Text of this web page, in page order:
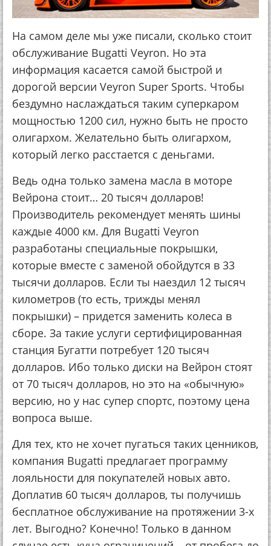
На самом деле мы уже писали, сколько стоит
обслуживание Bugatti Veyron. Но эта
информация касается самой быстрой и
дорогой версии Veyron Super Sports. Чтобы
бездумно наслаждаться таким суперкаром
мощностью 1200 сил, нужно быть не просто
олигархом. Желательно быть олигархом,
который легко расстается с деньгами.
Ведь одна только замена масла в моторе
Вейрона стоит… 20 тысяч долларов!
Производитель рекомендует менять шины
каждые 4000 км. Для Bugatti Veyron
разработаны специальные покрышки,
которые вместе с заменой обойдутся в 33
тысячи долларов. Если ты наездил 12 тысяч
километров (то есть, трижды менял
покрышки) – придется заменить колеса в
сборе. За такие услуги сертифицированная
станция Бугатти потребует 120 тысяч
долларов. Ибо только диски на Вейрон стоят
от 70 тысяч долларов, но это на «обычную»
версию, но у нас супер спортс, поэтому цена
вопроса выше.
Для тех, кто не хочет пугаться таких ценников,
компания Bugatti предлагает программу
лояльности для покупателей новых авто.
Доплатив 60 тысяч долларов, ты получишь
бесплатное обслуживание на протяжении 3-х
лет. Выгодно? Конечно! Только в данном